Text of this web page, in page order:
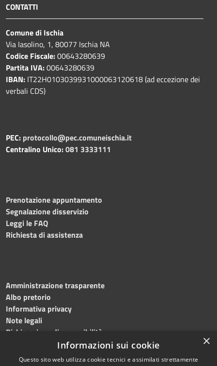
CONTATTI
Comune di Ischia
Via Iasolino, 1, 80077 Ischia NA
Codice Fiscale:00643280639
Partita IVA:00643280639
IBAN: IT22H0103039931000063120618 (ad eccezione dei
verbali CDS)
PEC: protocollo@pec.comuneischia.it
Centralino Unico:081 3333111
Prenotazione appuntamento
Segnalazione disservizio
Leggi le FAQ
Richiesta di assistenza
Amministrazione trasparente
Albo pretorio
Informativa privacy
Note legali
Dichiarazione di accessibilità
Obiettivi accessibilità 2026
×
Informazioni sui cookie
Questo sito web utilizza cookie tecnici e assimilati strettamente